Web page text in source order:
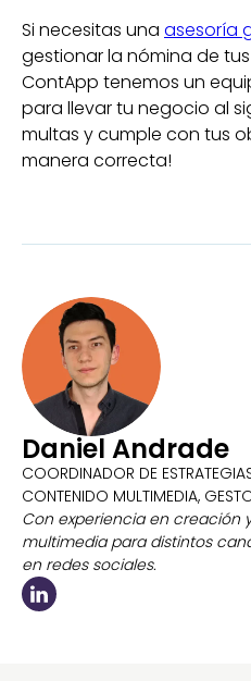
Si necesitas una asesoría
gestionar la nómina de
ContApp tenemos un
para llevar tu negocio al
multas y cumple con tus
manera correcta!
Daniel Andrade
COORDINADOR DE
CONTENIDO MULTIMEDIA,
Con experiencia en creación
multimedia para distintos
en redes sociales.